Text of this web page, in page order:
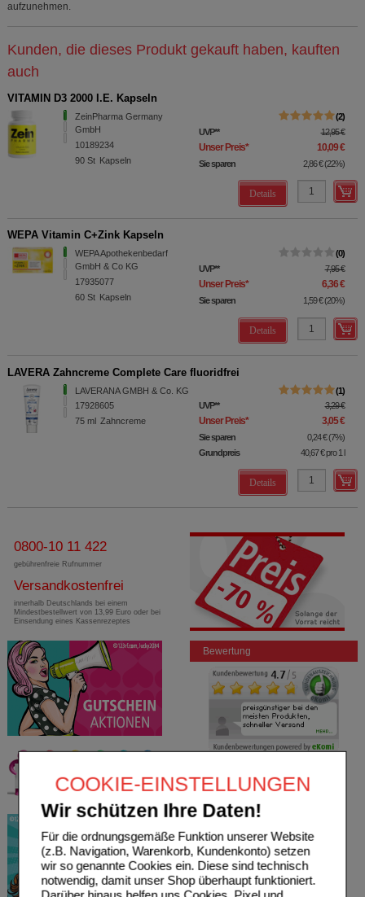
COOKIE-EINSTELLUNGEN
Wir schützen Ihre Daten!
Für die ordnungsgemäße Funktion unserer Website
(z.B. Navigation, Warenkorb, Kundenkonto) setzen
wir so genannte Cookies ein. Diese sind technisch
notwendig, damit unser Shop überhaupt funktioniert.
aufzunehmen.
Kunden, die dieses Produkt gekauft haben, kauften
auch
VITAMIN D3 2000 I.E. Kapseln
ZeinPharma Germany
GmbH
10189234
90 St Kapseln
2
UVP** 12,95 €
Unser Preis* 10,09 €
Sie sparen 2,86 € (22%)
Details
WEPA Vitamin C+Zink Kapseln
WEPA Apothekenbedarf
GmbH & Co KG
17935077
60 St Kapseln
0
UVP** 7,95 €
Unser Preis* 6,36 €
Sie sparen 1,59 € (20%)
Details
LAVERA Zahncreme Complete Care fluoridfrei
LAVERANA GMBH & Co. KG
17928605
75 ml Zahncreme
1
UVP** 3,29 €
Unser Preis* 3,05 €
Sie sparen 0,24 € (7%)
Grundpreis
40,67 €pro 1 l
Details
0800-10 11 422
gebührenfreie Rufnummer
Versandkostenfrei
innerhalb Deutschlands bei einem
Mindestbestellwert von 13,99 Euro oder bei
Einsendung eines Kassenrezeptes
Bewertung